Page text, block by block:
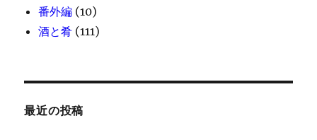
番外編 (10)
酒と肴 (111)
最近の投稿